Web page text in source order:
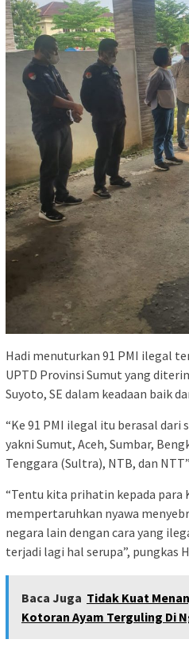
Hadi menuturkan 91 PMI ilegal
UPTD Provinsi Sumut yang
Suyoto, SE dalam keadaan baik
“Ke 91 PMI ilegal itu berasal dari
yakni Sumut, Aceh, Sumbar,
Tenggara (Sultra), NTB, dan
“Tentu kita prihatin kepada para
mempertaruhkan nyawa
negara lain dengan cara yang
terjadi lagi hal serupa”, pungkas
Baca Juga Tidak Kuat
Kotoran Ayam Terguling Di